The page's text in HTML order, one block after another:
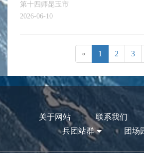
第十四师昆玉市
2026-06-10
« 1 2 3
关于网站 联系我们
兵团站群
团场